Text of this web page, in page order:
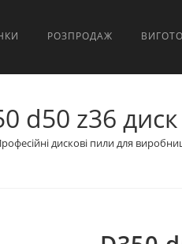
РОЗПРОДАЖ
d50 z36
дискові пили для